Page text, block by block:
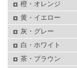
橙・オレンジ
黄・イエロー
灰・グレー
白・ホワイト
茶・ブラウン